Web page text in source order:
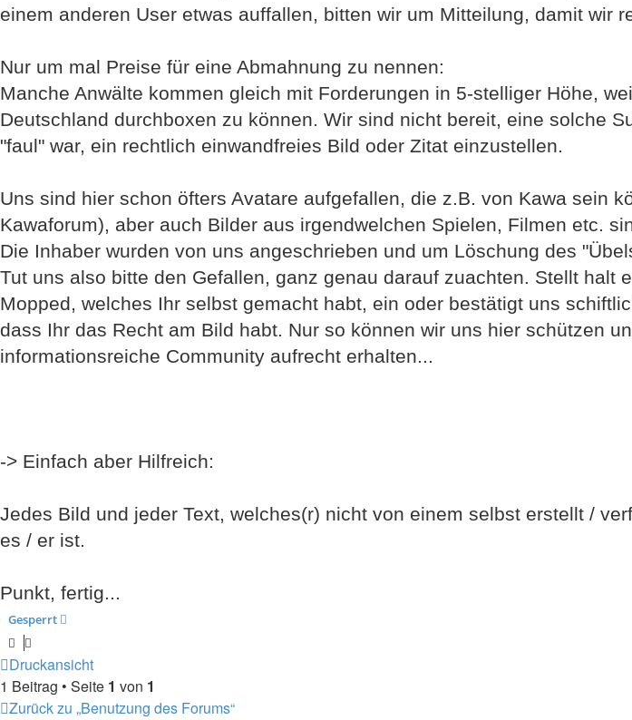
einem anderen User etwas auffallen, bitten wir um Mitteilung, damit wir
Nur um mal Preise für eine Abmahnung zu nennen:
Manche Anwälte kommen gleich mit Forderungen in 5-stelliger Höhe,
Deutschland durchboxen zu können. Wir sind nicht bereit, eine solche
"faul" war, ein rechtlich einwandfreies Bild oder Zitat einzustellen.
Uns sind hier schon öfters Avatare aufgefallen, die z.B. von Kawa sein
Kawaforum), aber auch Bilder aus irgendwelchen Spielen, Filmen etc.
Die Inhaber wurden von uns angeschrieben und um Löschung des
Tut uns also bitte den Gefallen, ganz genau darauf zuachten. Stellt halt
Mopped, welches Ihr selbst gemacht habt, ein oder bestätigt uns
dass Ihr das Recht am Bild habt. Nur so können wir uns hier schützen
informationsreiche Community aufrecht erhalten...
-> Einfach aber Hilfreich:
Jedes Bild und jeder Text, welches(r) nicht von einem selbst erstellt /
es / er ist.
Punkt, fertig...
Gesperrt
Druckansicht
1 Beitrag • Seite 1 von 1
Zurück zu „Benutzung des Forums“